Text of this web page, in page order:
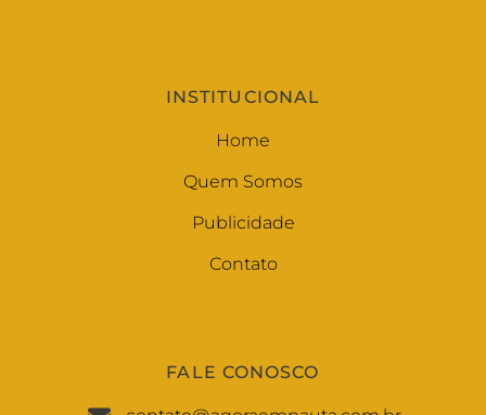
INSTITUCIONAL
Home
Quem Somos
Publicidade
Contato
FALE CONOSCO